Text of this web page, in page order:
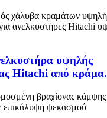
υψηλής
Hitachi από